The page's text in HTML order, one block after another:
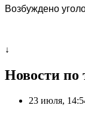
Возбуждено
↓
Новости по
23 июля,